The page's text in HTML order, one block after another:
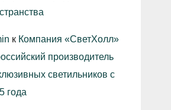
к Компания «СветХолл»
производитель
светильников с
года